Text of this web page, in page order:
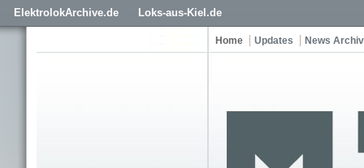
ElektrolokArchive.de Loks-aus-Kiel.de
Home Updates News Archiv